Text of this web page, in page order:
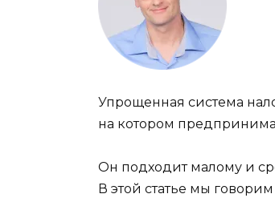
Упрощенная система
на котором
Он подходит малому и
В этой статье мы